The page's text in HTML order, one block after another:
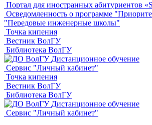
Портал для иностранных абитуриентов
Осведомленность о программе
"Передовые инженерные школы"
Точка кипения
Вестник ВолГУ
Библиотека ВолГУ
Дистанционное обучение
Сервис "Личный кабинет"
Точка кипения
Вестник ВолГУ
Библиотека ВолГУ
Дистанционное обучение
Сервис "Личный кабинет"